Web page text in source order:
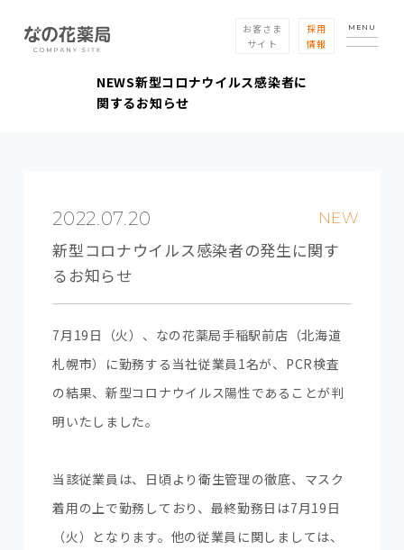
お客さま
サイト
採用
情報
MENU
NEWS新型コロナウイルス感染者に
関するお知らせ
NEW
2022.07.20
新型コロナウイルス感染者の発生に関す
るお知らせ
7月19日（火）、なの花薬局手稲駅前店（北海道
札幌市）に勤務する当社従業員1名が、PCR検査
の結果、新型コロナウイルス陽性であることが判
明いたしました。
当該従業員は、日頃より衛生管理の徹底、マスク
着用の上で勤務しており、最終勤務日は7月19日
（火）となります。他の従業員に関しましては、